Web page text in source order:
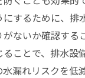
するために、排
ないか確認する
ことで、排水設
漏れリスクを低